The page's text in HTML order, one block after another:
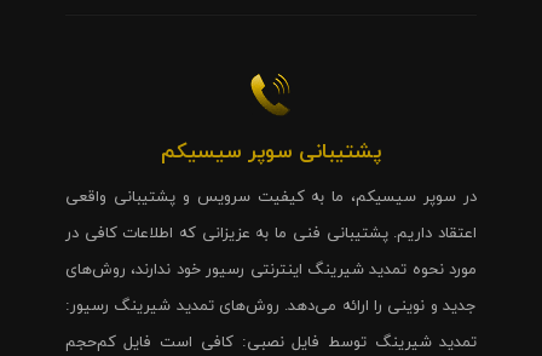
پشتیبانی سوپر سیسیکم
در سوپر سیسیکم، ما به کیفیت سرویس و پشتیبانی واقعی
اعتقاد داریم. پشتیبانی فنی ما به عزیزانی که اطلاعات کافی در
مورد نحوه تمدید شیرینگ اینترنتی رسیور خود ندارند، روش‌های
جدید و نوینی را ارائه می‌دهد. روش‌های تمدید شیرینگ رسیور:
تمدید شیرینگ توسط فایل نصبی: کافی است فایل کم‌حجم